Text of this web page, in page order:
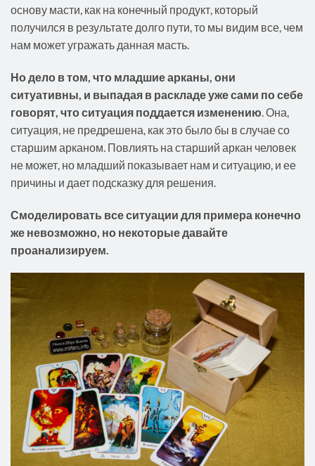
основу масти, как на конечный продукт, который
получился в результате долго пути, то мы видим все, чем
нам может угражать данная масть.
Но дело в том, что младшие арканы, они
ситуативны, и выпадая в раскладе уже сами по себе
говорят, что ситуация поддается изменению. Она,
ситуация, не предрешена, как это было бы в случае со
старшим арканом. Повлиять на старший аркан человек
не может, но младший показывает нам и ситуацию, и ее
причины и дает подсказку для решения.
Смоделировать все ситуации для примера конечно
же невозможно, но некоторые давайте
проанализируем.